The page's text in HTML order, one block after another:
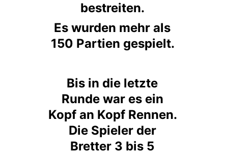
bestreiten.
Es wurden mehr als
150 Partien gespielt.
Bis in die letzte
Runde war es ein
Kopf an Kopf Rennen.
Die Spieler der
Bretter 3 bis 5